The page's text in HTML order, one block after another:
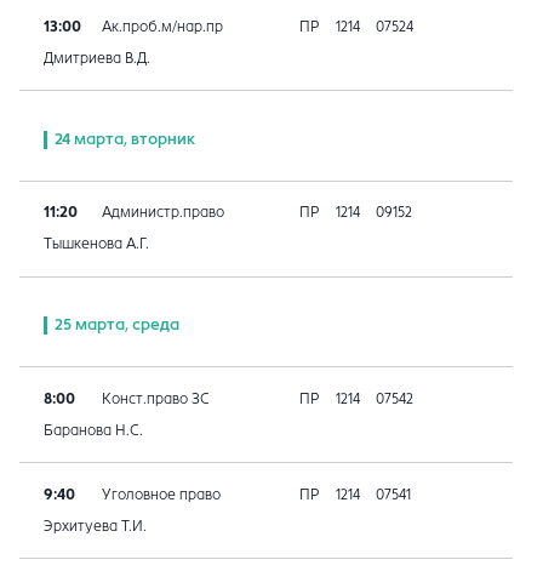
13:00 Ак.проб.м/нар.пр ПР 1214 07524
Дмитриева В.Д.
24 марта, вторник
11:20 Администр.право ПР 1214 09152
Тышкенова А.Г.
25 марта, среда
8:00 Конст.право ЗС ПР 1214 07542
Баранова Н.С.
9:40 Уголовное право ПР 1214 07541
Эрхитуева Т.И.